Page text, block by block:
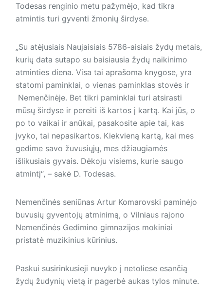
Todesas renginio metu pažymėjo, kad tikra
atmintis turi gyventi žmonių širdyse.
„Su atėjusiais Naujaisiais 5786-aisiais žydų metais,
kurių data sutapo su baisiausia žydų naikinimo
atminties diena. Visa tai aprašoma knygose, yra
statomi paminklai, o vienas paminklas stovės ir
Nemenčinėje. Bet tikri paminklai turi atsirasti
mūsų širdyse ir pereiti iš kartos į kartą. Kai jūs, o
po to vaikai ir anūkai, pasakosite apie tai, kas
įvyko, tai nepasikartos. Kiekvieną kartą, kai mes
gedime savo žuvusiųjų, mes džiaugiamės
išlikusiais gyvais. Dėkoju visiems, kurie saugo
atmintį“, – sakė D. Todesas.
Nemenčinės seniūnas Artur Komarovski paminėjo
buvusių gyven­tojų atminimą, o Vilniaus rajono
Nemenčinės Gedimino gimnazijos mokiniai
pristatė muzikinius kūrinius.
Paskui susirinkusieji nuvyko į netoliese esančią
žydų žudynių vietą ir pagerbė aukas tylos minute.